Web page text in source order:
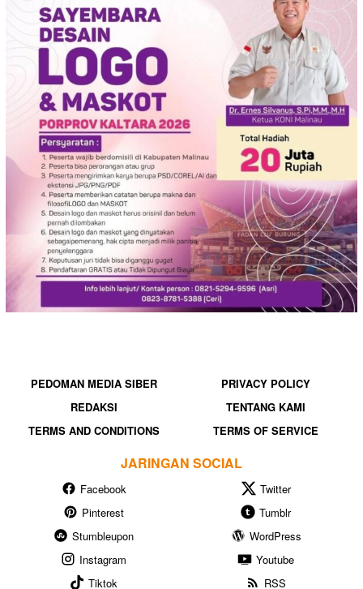
PEDOMAN MEDIA SIBER
PRIVACY POLICY
REDAKSI
TENTANG KAMI
TERMS AND CONDITIONS
TERMS OF SERVICE
JARINGAN SOCIAL
Facebook
Twitter
Pinterest
Tumblr
Stumbleupon
WordPress
Instagram
Youtube
Tiktok
RSS